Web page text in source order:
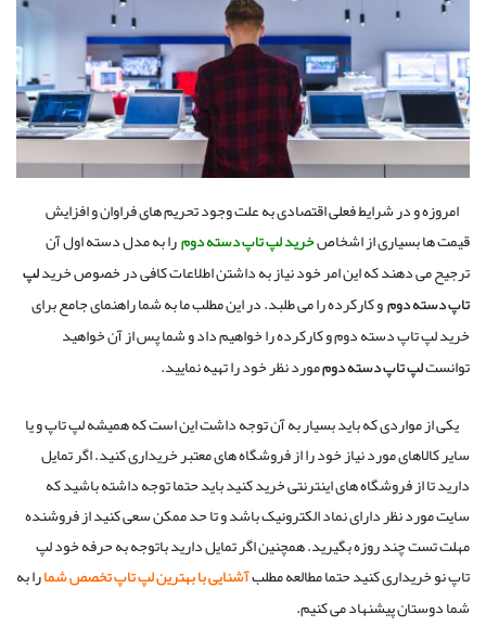
امروزه و در شرایط فعلی اقتصادی به علت وجود تحریم های فراوان و افزایش
قیمت ها بسیاری از اشخاصخریدلپتاپدستهدومرا به مدل دسته اول آن
ترجیح می دهند که این امر خود نیاز به داشتن اطلاعات کافی در خصوص خریدلپ
تاپدستهدومو کارکرده رامی طلبد.در این مطلب ما به شما راهنمای جامع برای
خرید لپ تاپ دسته دوم و کارکردهرا خواهیم داد و شما پس از آن خواهید
توانستلپتاپدستهدوممورد نظر خود را تهیه نمایید.
یکی از مواردی که باید بسیار به آن توجه داشت این است که همیشه لپ تاپ و یا
سایر کالاهای مورد نیاز خود را از فروشگاه های معتبر خریداری کنید.اگر تمایل
دارید تا از فروشگاه های اینترنتی خرید کنید باید حتما توجه داشته باشید که
سایت مورد نظر دارای نماد الکترونیک باشد و تا حد ممکن سعی کنید از فروشنده
مهلت تست چند روزه بگیرید. همچنین اگر تمایل دارید باتوجه به حرفه خود لپ
تاپ نو خریداری کنید حتما مطالعه مطلبآشنایی با بهترین لپ تاپ تخصص شمارا به
شما دوستان پیشنهاد می کنیم.